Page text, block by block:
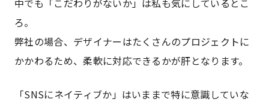
中でも「こだわりがないか」は私も気にしているとこ
ろ。
弊社の場合、デザイナーはたくさんのプロジェクトに
かかわるため、柔軟に対応できるかが肝となります。
「SNSにネイティブか」はいままで特に意識していな